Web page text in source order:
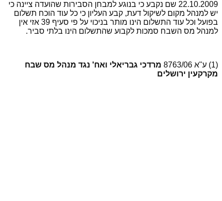
22.10.2009 שם נקבע כי בנוגע למבחן הסבירות שהועדה ציינה כי
יש למנהל מקום לשיקול דעת, קבע העליון כי כל עוד הוכח תשלום
בפועל וכל עוד התשלום הינו מותר בניכוי על פי סעיף 39 אזי אין
למנהל מס השבח סמכות לקבוע שהתשלום הינו בלתי סביר.
(1) ע"א 8763/06
מרדכי גבריאלי ואח' נגד מנהל מס שבח
מקרקעין ירושלים